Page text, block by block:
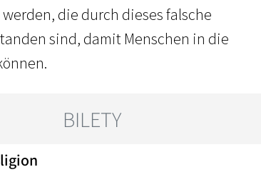
die durch dieses falsche
sind, damit Menschen in die